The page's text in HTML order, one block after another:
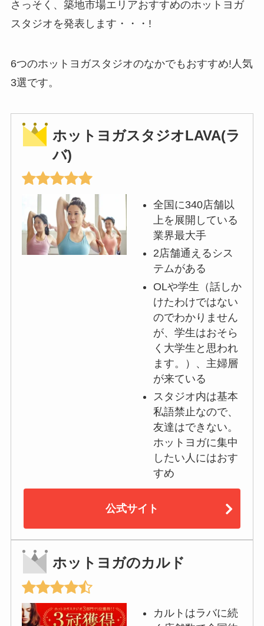
さっそく、築地市場エリアおすすめのホットヨガ
スタジオを発表します・・・!
6つのホットヨガスタジオのなかでもおすすめ!人気
3選です。
ホットヨガスタジオLAVA(ラ
バ)
全国に340店舗以
上を展開している
業界最大手
2店舗通えるシス
テムがある
OLや学生（話しか
けたわけではない
のでわかりません
が、学生はおそら
く大学生と思われ
ます。）、主婦層
が来ている
スタジオ内は基本
私語禁止なので、
友達はできない。
ホットヨガに集中
したい人にはおす
すめ
公式サイト
ホットヨガのカルド
カルトはラバに続